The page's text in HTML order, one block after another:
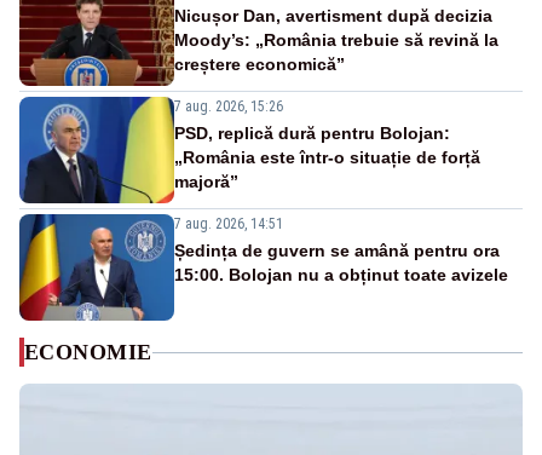
Nicușor Dan, avertisment după decizia
Moody’s: „România trebuie să revină la
creștere economică”
7 aug. 2026, 15:26
PSD, replică dură pentru Bolojan:
„România este într-o situație de forță
majoră”
7 aug. 2026, 14:51
Ședința de guvern se amână pentru ora
15:00. Bolojan nu a obținut toate avizele
ECONOMIE